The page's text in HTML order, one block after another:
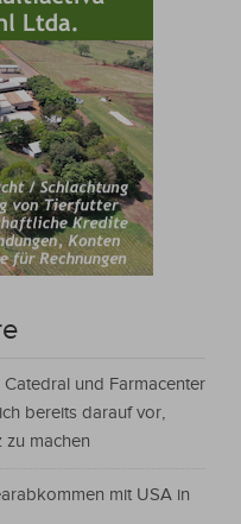
Catedral und Farmacenter
bereits darauf vor,
machen
mit USA in